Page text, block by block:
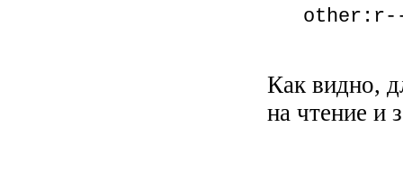
Как видно,
на чтение и